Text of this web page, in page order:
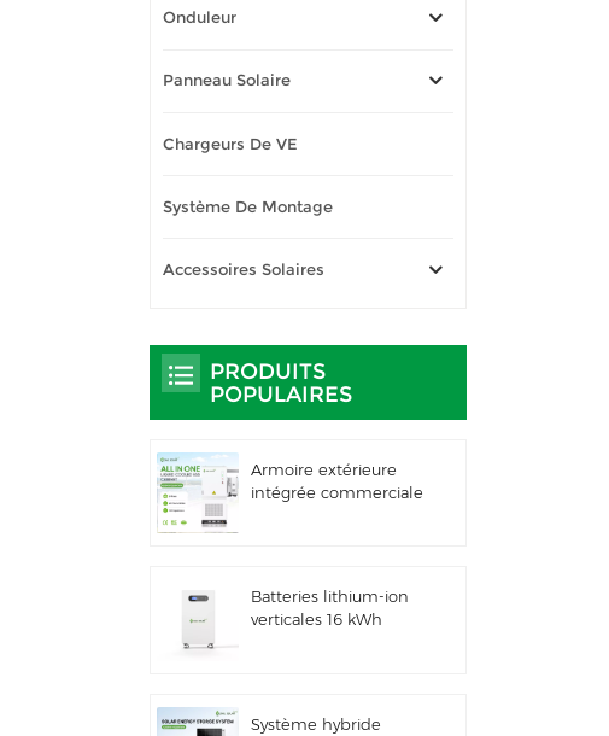
Onduleur
Panneau Solaire
Chargeurs De VE
Système De Montage
Accessoires Solaires
PRODUITS
POPULAIRES
Armoire extérieure
intégrée commerciale
Batteries lithium-ion
verticales 16 kWh
Système hybride